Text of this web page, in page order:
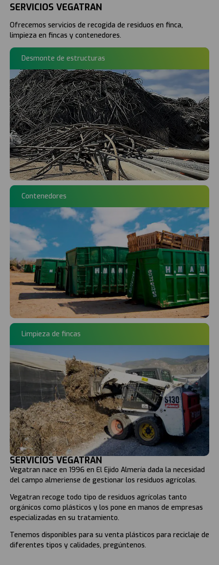
SERVICIOS VEGATRAN
Ofrecemos servicios de recogida de residuos en finca,
limpieza en fincas y contenedores.
Desmonte de estructuras
Contenedores
Limpieza de fincas
SERVICIOS VEGATRAN
Vegatran nace en 1996 en El Ejido Almería dada la necesidad
del campo almeriense de gestionar los residuos agrícolas.
Vegatran recoge todo tipo de residuos agrícolas tanto
orgánicos como plásticos y los pone en manos de empresas
especializadas en su tratamiento.
Tenemos disponibles para su venta plásticos para reciclaje de
diferentes tipos y calidades, pregúntenos.